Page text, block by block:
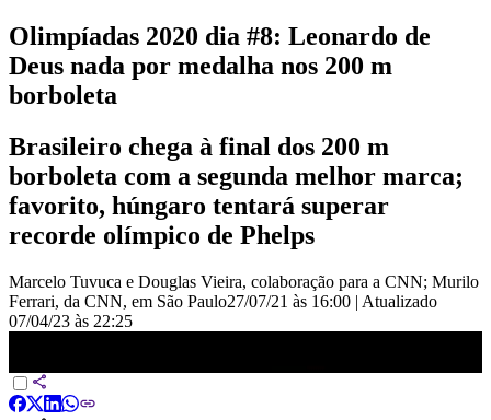
Olimpíadas 2020 dia #8: Leonardo de
Deus nada por medalha nos 200 m
borboleta
Brasileiro chega à final dos 200 m
borboleta com a segunda melhor marca;
favorito, húngaro tentará superar
recorde olímpico de Phelps
Marcelo Tuvuca e Douglas Vieira, colaboração para a CNN; Murilo
Ferrari, da CNN, em São Paulo27/07/21 às 16:00 | Atualizado
07/04/23 às 22:25